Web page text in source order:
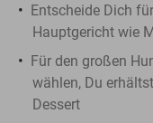
Entscheide Dich
Hauptgericht wie
Für den großen
wählen, Du
Dessert